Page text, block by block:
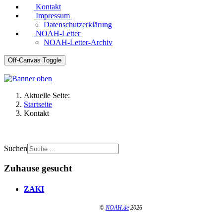
Kontakt
Impressum
Datenschutzerklärung
NOAH-Letter
NOAH-Letter-Archiv
Off-Canvas Toggle
Aktuelle Seite:
Startseite
Kontakt
Suchen
Zuhause gesucht
ZAKI
© NOAH.de 2026